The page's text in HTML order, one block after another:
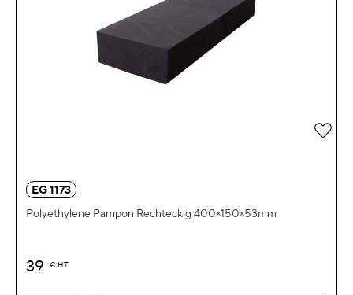
EG 1173
Polyethylene Pampon Rechteckig 400×150×53mm
39 € HT
Zur